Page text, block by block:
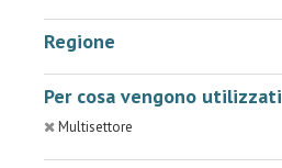
Regione
Per cosa vengono utilizzati
Multisettore